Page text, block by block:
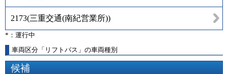
2173(三重交通(南紀営業所))
*：運行中
車両区分「リフトバス」の車両種別
候補